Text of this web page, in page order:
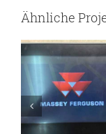
Ähnliche